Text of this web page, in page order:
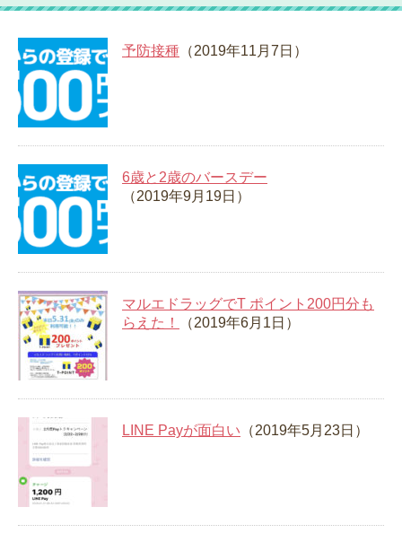
予防接種 （2019年11月7日）
6歳と2歳のバースデー
（2019年9月19日）
マルエドラッグでT ポイント200円分も
らえた！
（2019年6月1日）
LINE Payが面白い （2019年5月23日）